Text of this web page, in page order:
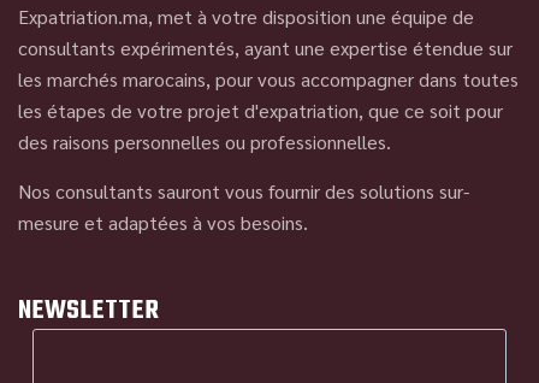
Expatriation.ma, met à votre disposition une équipe de
consultants expérimentés, ayant une expertise étendue sur
les marchés marocains, pour vous accompagner dans toutes
les étapes de votre projet d'expatriation, que ce soit pour
des raisons personnelles ou professionnelles.
Nos consultants sauront vous fournir des solutions sur-
mesure et adaptées à vos besoins.
NEWSLETTER